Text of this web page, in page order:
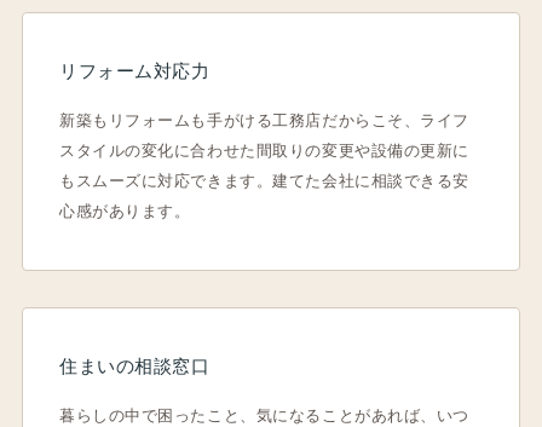
リフォーム対応力
新築もリフォームも手がける工務店だからこそ、ライフ
スタイルの変化に合わせた間取りの変更や設備の更新に
もスムーズに対応できます。建てた会社に相談できる安
心感があります。
住まいの相談窓口
暮らしの中で困ったこと、気になることがあれば、いつ